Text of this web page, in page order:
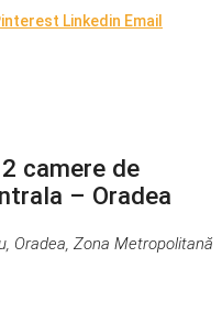
Linkedin Email
camere de
– Oradea
Oradea, Zona Metropolitană